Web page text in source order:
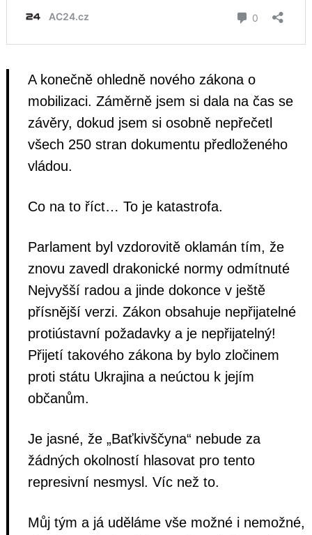
A konečně ohledně nového zákona o
mobilizaci. Záměrně jsem si dala na čas se
závěry, dokud jsem si osobně nepřečetl
všech 250 stran dokumentu předloženého
vládou.
Co na to říct… To je katastrofa.
Parlament byl vzdorovitě oklamán tím, že
znovu zavedl drakonické normy odmítnuté
Nejvyšší radou a jinde dokonce v ještě
přísnější verzi. Zákon obsahuje nepřijatelné
protiústavní požadavky a je nepřijatelný!
Přijetí takového zákona by bylo zločinem
proti státu Ukrajina a neúctou k jejím
občanům.
Je jasné, že „Baťkivščyna“ nebude za
žádných okolností hlasovat pro tento
represivní nesmysl. Víc než to.
Můj tým a já uděláme vše možné i nemožné,